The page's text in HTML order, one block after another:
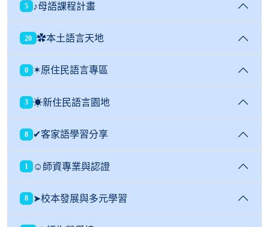
5 ♪母語課程計畫
20 ✿本土語言天地
0 ✶原住民語言專區
3 ☀新住民語言園地
8 ✔客家語學習分享
1 ☺師資專業與認證
8 ➤校本發展與多元學習